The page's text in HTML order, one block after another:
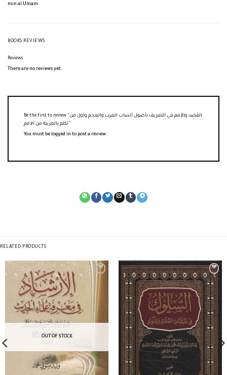
min al Umam
BOOKS REVIEWS
Reviews
There are no reviews yet.
Be the first to review “القصد والأمم في التعريف بأصول أنساب العرب والعجم واول من
You must be logged in to post a review.
RELATED PRODUCTS
OUT OF STOCK